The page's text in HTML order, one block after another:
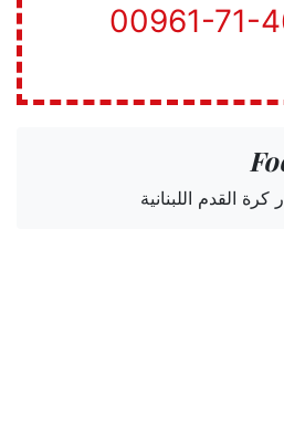
00961-71-
كرة القدم اللبنانية